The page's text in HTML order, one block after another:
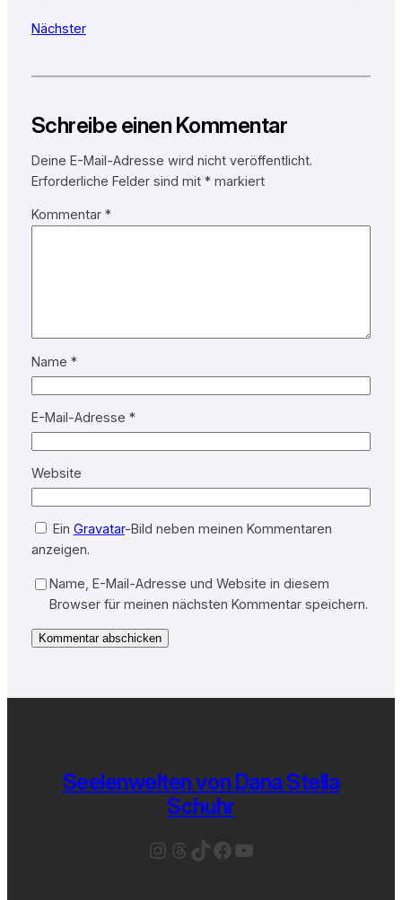
Nächster
Schreibe einen Kommentar
Deine E-Mail-Adresse wird nicht veröffentlicht.
Erforderliche Felder sind mit *markiert
Kommentar *
Name *
E-Mail-Adresse *
Website
Ein Gravatar-Bild neben meinen Kommentaren
anzeigen.
Name, E-Mail-Adresse und Website in diesem
Browser für meinen nächsten Kommentar speichern.
Seelenwelten von Dana Stella
Schuhr
Instagram
Threads
TikTok
Facebook
YouTube